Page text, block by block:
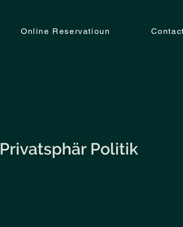
Online Reservatioun
Privatsphär Politik